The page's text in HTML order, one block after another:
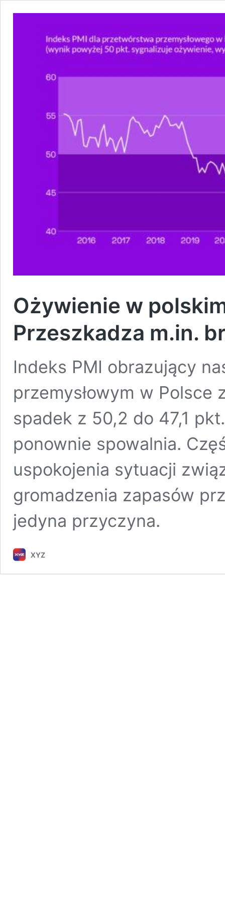
Ożywienie w
Przeszkadza m.in.
Indeks PMI obrazujący
przemysłowym w Polsce
spadek z 50,2 do 47,1
ponownie spowalnia.
uspokojenia sytuacji
gromadzenia zapasów
jedyna przyczyna.
XYZ